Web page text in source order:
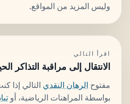
وليس المزيد من المواقع.
اقرأ التالي
الانتقال إلى مراقبة التذاكر
مفتوح الرهان النقدي التالي إذا
بواسطة المراهنات الرياضية، أو